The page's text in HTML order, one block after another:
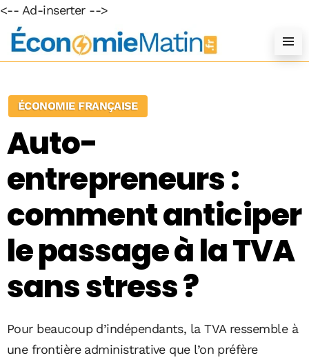
<-- Ad-inserter -->
ÉCONOMIE FRANÇAISE
Auto-
entrepreneurs :
comment anticiper
le passage à la TVA
sans stress ?
Pour beaucoup d’indépendants, la TVA ressemble à
une frontière administrative que l’on préfère